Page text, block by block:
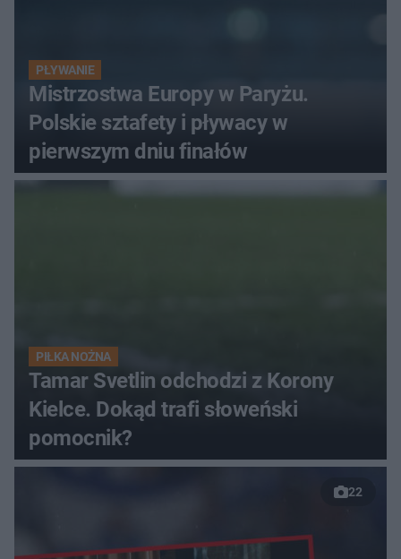
PŁYWANIE
Mistrzostwa Europy w Paryżu.
Polskie sztafety i pływacy w
pierwszym dniu finałów
PIŁKA NOŻNA
Tamar Svetlin odchodzi z Korony
Kielce. Dokąd trafi słoweński
pomocnik?
22